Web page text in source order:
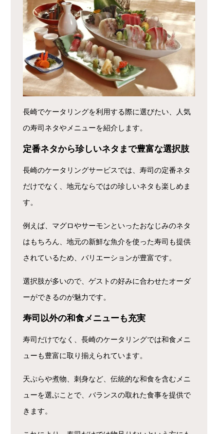
長崎でケータリングを利用する際に選びたい、人気
の寿司ネタやメニューを紹介します。
定番ネタから珍しいネタまで豊富な選択肢
長崎のケータリングサービスでは、寿司の定番ネタ
だけでなく、地元ならではの珍しいネタも楽しめま
す。
例えば、マグロやサーモンといったおなじみのネタ
はもちろん、地元の新鮮な魚介を使った寿司も提供
されているため、バリエーションが豊富です。
選択肢が多いので、ゲストの好みに合わせたオーダ
ーができるのが魅力です。
寿司以外の和食メニューも充実
寿司だけでなく、長崎のケータリングでは和食メニ
ューも豊富に取り揃えられています。
天ぷらや煮物、刺身など、伝統的な和食を含むメニ
ューを選ぶことで、バランスの取れた食事を提供で
きます。